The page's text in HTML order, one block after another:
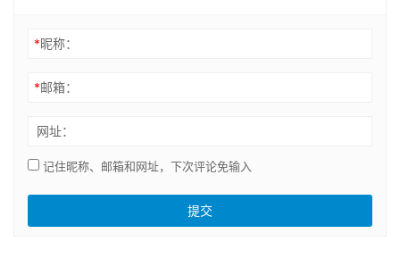
*昵称：
*邮箱：
网址：
记住昵称、邮箱和网址，下次评论免输入